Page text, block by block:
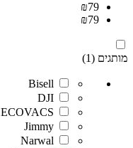
₪79
₪79
מותגים (1)
Bisell
DJI
ECOVACS
Jimmy
Narwal